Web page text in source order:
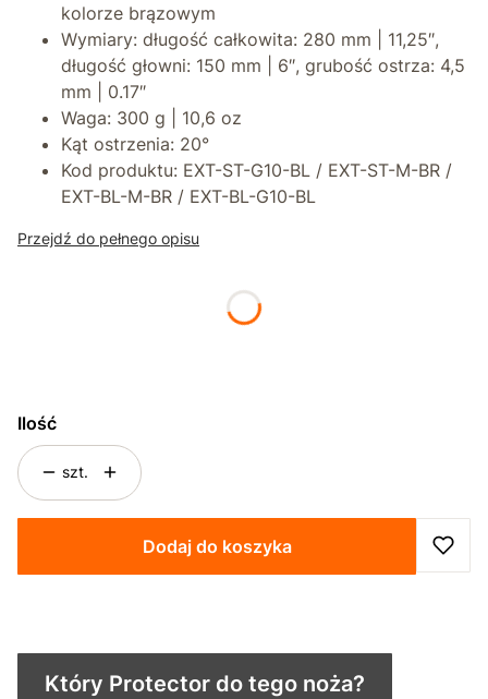
kolorze brązowym
Wymiary: długość całkowita: 280 mm | 11,25″,
długość głowni: 150 mm | 6″, grubość ostrza: 4,5
mm | 0.17″
Waga: 300 g | 10,6 oz
Kąt ostrzenia: 20°
Kod produktu: EXT-ST-G10-BL / EXT-ST-M-BR /
EXT-BL-M-BR / EXT-BL-G10-BL
Przejdź do pełnego opisu
Ilość
szt.
Dodaj do koszyka
Który Protector do tego noża?